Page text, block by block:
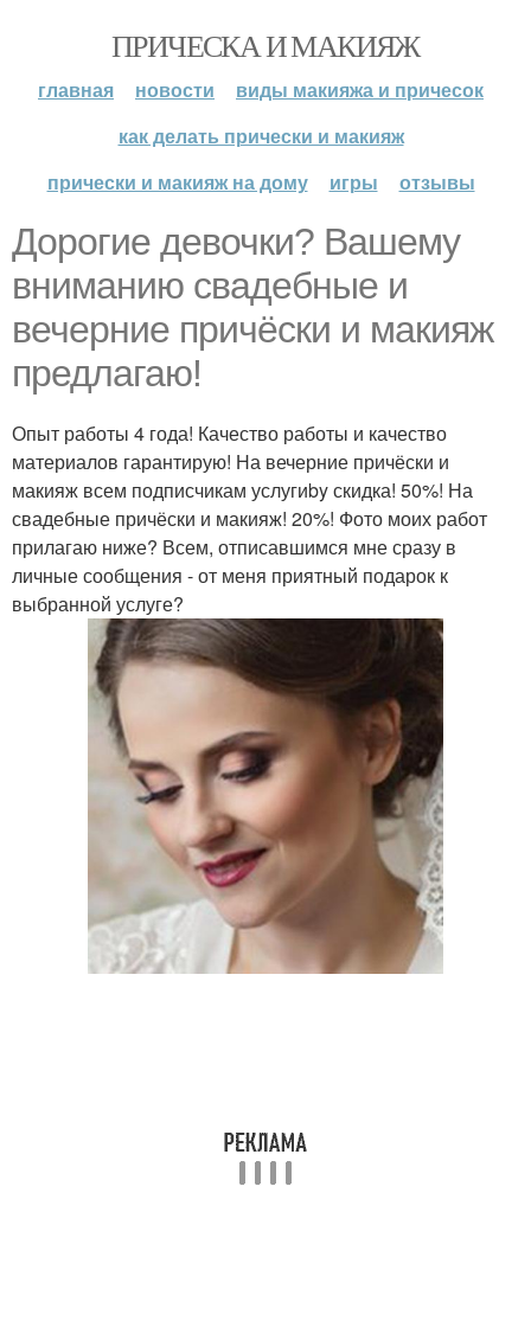
ПРИЧЕСКА И МАКИЯЖ
главная новости
виды макияжа и причесок
как делать прически и макияж
прически и макияж на дому
игры отзывы
Дорогие девочки? Вашему
вниманию свадебные и
вечерние причёски и макияж
предлагаю!
Опыт работы 4 года! Качество работы и качество
материалов гарантирую! На вечерние причёски и
макияж всем подписчикам услугиby скидка! 50%! На
свадебные причёски и макияж! 20%! Фото моих работ
прилагаю ниже? Всем, отписавшимся мне сразу в
личные сообщения - от меня приятный подарок к
выбранной услуге?